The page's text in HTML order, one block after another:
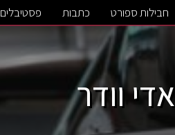
חבילות ספורט כתבות פסטיבלים
אדי וודר